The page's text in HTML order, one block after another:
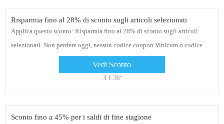
Risparmia fino al 28% di sconto sugli articoli selezionati
Applica questo sconto: Risparmia fino al 28% di sconto sugli articoli
selezionati. Non perdere oggi, nessun codice coupon Vinicum o codice
Vedi Sconto
3 Clic
Sconto fino a 45% per i saldi di fine stagione